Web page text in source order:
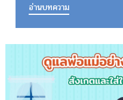
อ่านบทความ